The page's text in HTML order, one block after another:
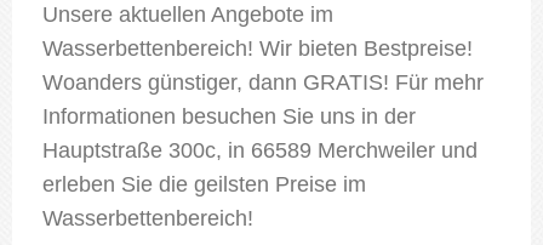
Unsere aktuellen Angebote im
Wasserbettenbereich! Wir bieten Bestpreise!
Woanders günstiger, dann GRATIS! Für mehr
Informationen besuchen Sie uns in der
Hauptstraße 300c, in 66589 Merchweiler und
erleben Sie die geilsten Preise im
Wasserbettenbereich!